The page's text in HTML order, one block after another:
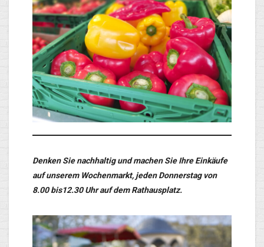
Denken Sie nachhaltig und machen Sie Ihre Einkäufe
auf unserem Wochenmarkt, jeden Donnerstag von
8.00 bis12.30 Uhr auf dem Rathausplatz.